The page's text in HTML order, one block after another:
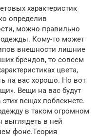
характеристик
определив
можно правильно
Кому-то может
внешности лишние
брендов, то совсем
цвета,
на вас хорошо. Но вот
Вещи на вас будут
вещах поблекнете.
в таком огромном
выглядеть в ней
фоне.Теория